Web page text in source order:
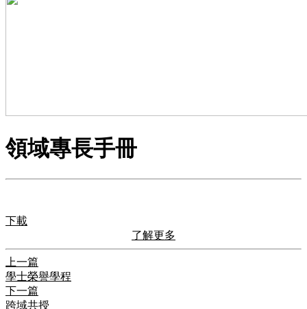
領域專長手冊
下載
了解更多
上一篇
學士榮譽學程
下一篇
跨域共授